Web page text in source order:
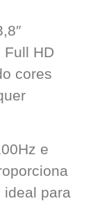
Full HD
cores
e
para